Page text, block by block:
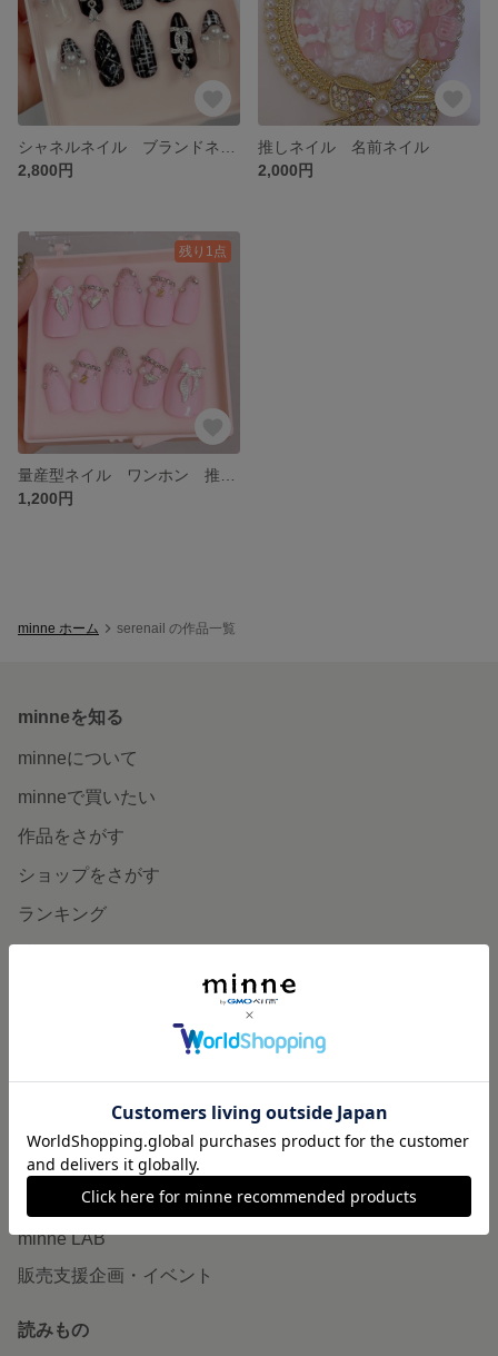
2,800円
推しネイル 名前ネイル
2,000円
残り1点
1,200円
minne ホーム serenail の作品一覧
minneを知る
minneについて
minneで買いたい
作品をさがす
ショップをさがす
ランキング
食品販売
ダウンロード販売
minne PLUS
minne LAB
販売支援企画・イベント
読みもの